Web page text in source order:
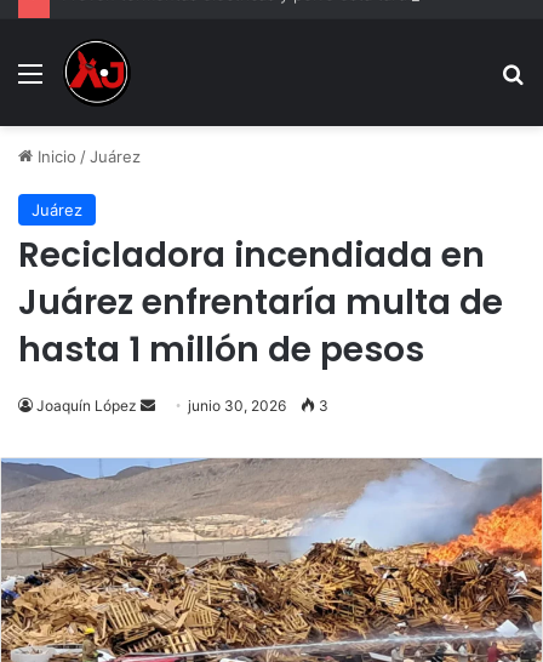
Menu
Inicio /Juárez
Juárez
Recicladora incendiada en
Juárez enfrentaría multa de
hasta 1 millón de pesos
Joaquín López
Send
email
junio 30, 2026 3